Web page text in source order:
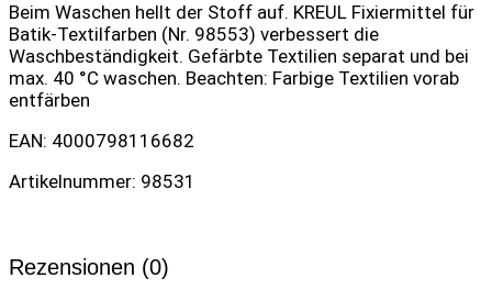
Beim Waschen hellt der Stoff auf. KREUL Fixiermittel für
Batik-Textilfarben (Nr. 98553) verbessert die
Waschbeständigkeit. Gefärbte Textilien separat und bei
max. 40 °C waschen. Beachten: Farbige Textilien vorab
entfärben
EAN: 4000798116682
Artikelnummer: 98531
Rezensionen (0)